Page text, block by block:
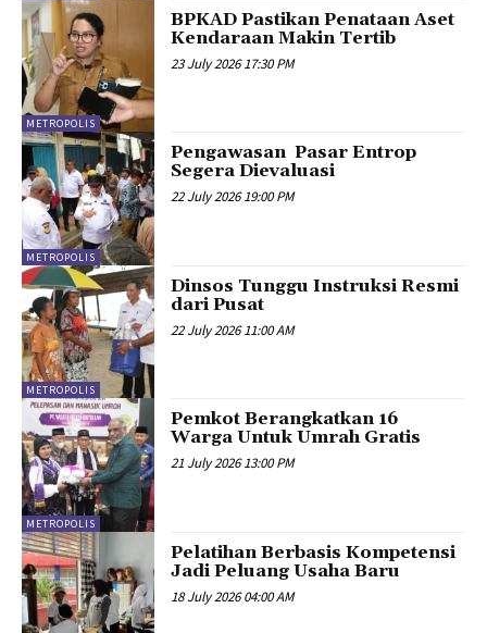
METROPOLIS
BPKAD Pastikan Penataan Aset
Kendaraan Makin Tertib
23 July 2026 17:30 PM
METROPOLIS
Pengawasan Pasar Entrop
Segera Dievaluasi
22 July 2026 19:00 PM
METROPOLIS
Dinsos Tunggu Instruksi Resmi
dari Pusat
22 July 2026 11:00 AM
METROPOLIS
Pemkot Berangkatkan 16
Warga Untuk Umrah Gratis
21 July 2026 13:00 PM
Pelatihan Berbasis Kompetensi
Jadi Peluang Usaha Baru
18 July 2026 04:00 AM